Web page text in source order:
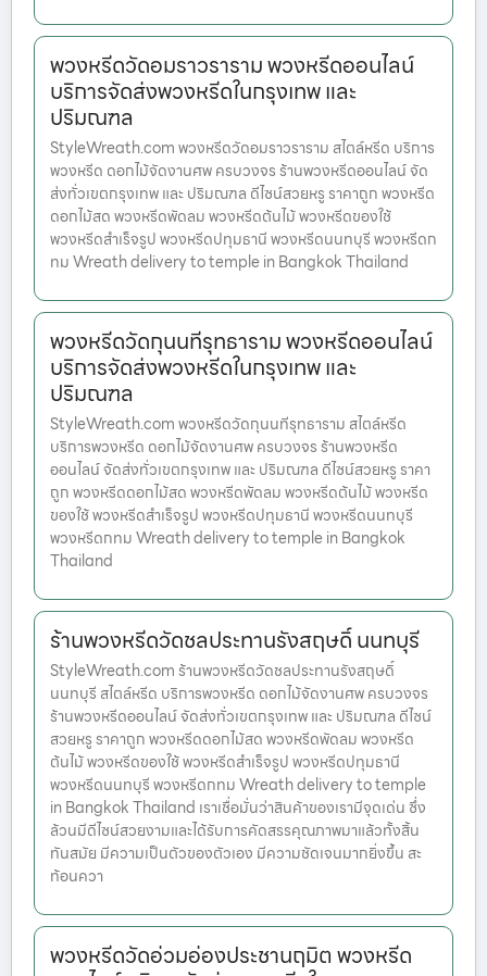
พวงหรีดวัดอมราวราราม พวงหรีดออนไลน์
บริการจัดส่งพวงหรีดในกรุงเทพ และ
ปริมณฑล
StyleWreath.com พวงหรีดวัดอมราวราราม สไตล์หรีด บริการ
พวงหรีด ดอกไม้จัดงานศพ ครบวงจร ร้านพวงหรีดออนไลน์ จัด
ส่งทั่วเขตกรุงเทพ และ ปริมณฑล ดีไซน์สวยหรู ราคาถูก พวงหรีด
ดอกไม้สด พวงหรีดพัดลม พวงหรีดต้นไม้ พวงหรีดของใช้
พวงหรีดสำเร็จรูป พวงหรีดปทุมธานี พวงหรีดนนทบุรี พวงหรีดก
ทม Wreath delivery to temple in Bangkok Thailand
พวงหรีดวัดกุนนทีรุทธาราม พวงหรีดออนไลน์
บริการจัดส่งพวงหรีดในกรุงเทพ และ
ปริมณฑล
StyleWreath.com พวงหรีดวัดกุนนทีรุทธาราม สไตล์หรีด
บริการพวงหรีด ดอกไม้จัดงานศพ ครบวงจร ร้านพวงหรีด
ออนไลน์ จัดส่งทั่วเขตกรุงเทพ และ ปริมณฑล ดีไซน์สวยหรู ราคา
ถูก พวงหรีดดอกไม้สด พวงหรีดพัดลม พวงหรีดต้นไม้ พวงหรีด
ของใช้ พวงหรีดสำเร็จรูป พวงหรีดปทุมธานี พวงหรีดนนทบุรี
พวงหรีดกทม Wreath delivery to temple in Bangkok
Thailand
ร้านพวงหรีดวัดชลประทานรังสฤษดิ์ นนทบุรี
StyleWreath.com ร้านพวงหรีดวัดชลประทานรังสฤษดิ์
นนทบุรี สไตล์หรีด บริการพวงหรีด ดอกไม้จัดงานศพ ครบวงจร
ร้านพวงหรีดออนไลน์ จัดส่งทั่วเขตกรุงเทพ และ ปริมณฑล ดีไซน์
สวยหรู ราคาถูก พวงหรีดดอกไม้สด พวงหรีดพัดลม พวงหรีด
ต้นไม้ พวงหรีดของใช้ พวงหรีดสำเร็จรูป พวงหรีดปทุมธานี
พวงหรีดนนทบุรี พวงหรีดกทม Wreath delivery to temple
in Bangkok Thailand เราเชื่อมั่นว่าสินค้าของเรามีจุดเด่น ซึ่ง
ล้วนมีดีไซน์สวยงามและได้รับการคัดสรรคุณภาพมาแล้วทั้งสิ้น
ทันสมัย มีความเป็นตัวของตัวเอง มีความชัดเจนมากยิ่งขึ้น สะ
ท้อนควา
พวงหรีดวัดอ่วมอ่องประชานฤมิต พวงหรีด